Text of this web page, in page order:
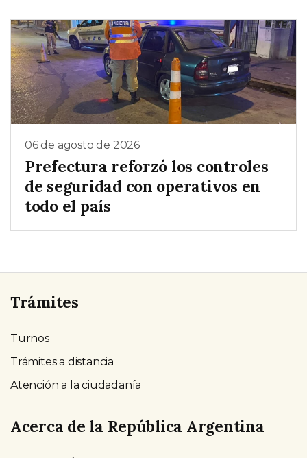
06 de agosto de 2026
Prefectura reforzó los controles
de seguridad con operativos en
todo el país
Trámites
Turnos
Trámites a distancia
Atención a la ciudadanía
Acerca de la República Argentina